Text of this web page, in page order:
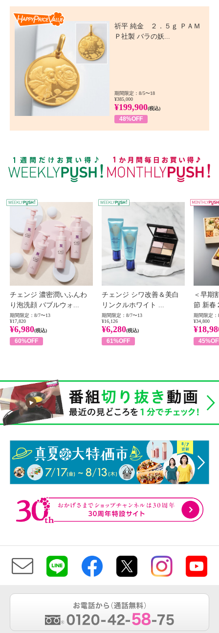
祈平 純金 ２．５ｇ ＰＡＭ
Ｐ社製 バラの妖...
期間限定：8/5〜18
¥385,000
¥199,900(税込)
48%OFF
WEEKLY PUSH
チェンジ 濃密潤いふんわ
り泡洗顔 バブルウォ...
期間限定：8/7〜13
¥17,820
¥6,980(税込)
60%OFF
チェンジ シワ改善＆美白
リンクルホワイト ...
期間限定：8/7〜13
¥16,126
¥6,280(税込)
61%OFF
＜早期
節 新春
期間限定：
¥34,800